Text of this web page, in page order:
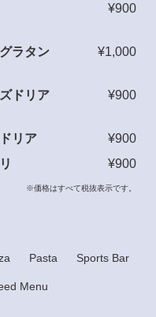
¥900
ラタン ¥1,000
ドリア ¥900
リア
¥900
¥900
※価格はすべて税抜表示です。
Pasta Sports Bar
Menu